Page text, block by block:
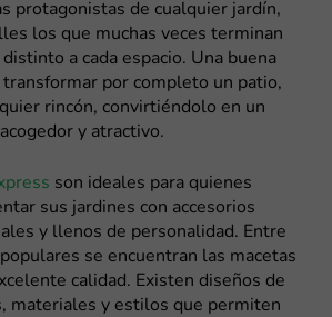
protagonistas de cualquier jardín,
los que muchas veces terminan
a cada espacio. Una buena
transformar por completo un patio,
rincón, convirtiéndolo en un
y atractivo.
son ideales para quienes
sus jardines con accesorios
y llenos de personalidad. Entre
se encuentran las macetas
calidad. Existen diseños de
materiales y estilos que permiten